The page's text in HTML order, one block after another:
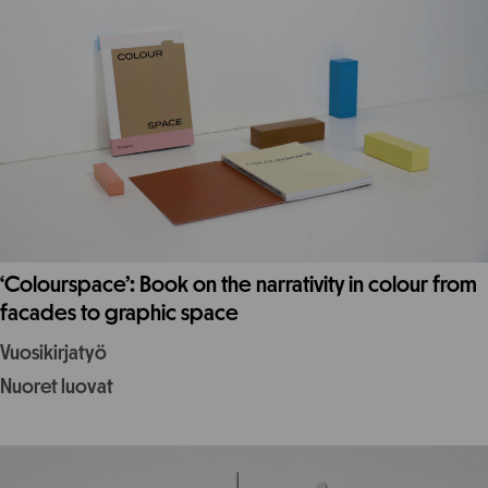
‘Colourspace’: Book on the narrativity in colour from
facades to graphic space
Vuosikirjatyö
Nuoret luovat